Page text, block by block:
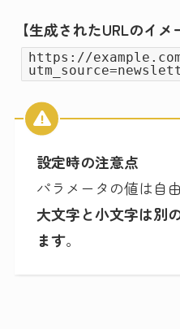
【生成されたURLのイメ
https://
設定時の注意点
パラメータの値は自
大文字と小文字は別
ます。